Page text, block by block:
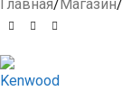
Главная Магазин